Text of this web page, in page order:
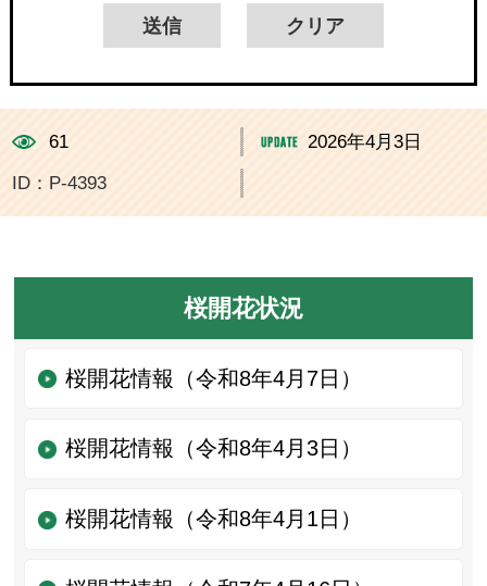
61 2026年4月3日
ID：P-4393
桜開花状況
桜開花情報（令和8年4月7日）
桜開花情報（令和8年4月3日）
桜開花情報（令和8年4月1日）